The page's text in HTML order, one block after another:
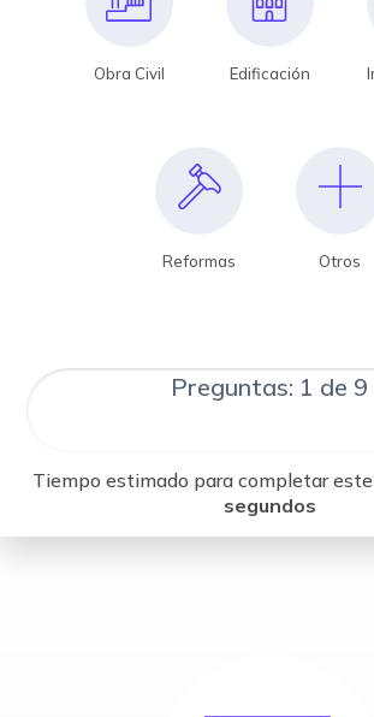
Obra Civil Edificación
Reformas Otros
Preguntas: 1 de 9
Tiempo estimado para completar
segundos